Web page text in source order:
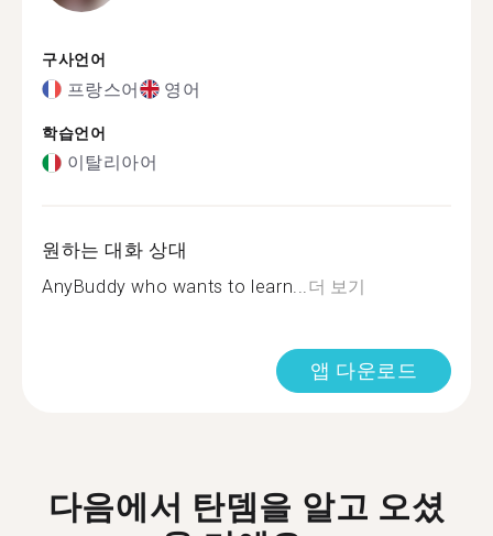
구사언어
프랑스어 영어
학습언어
이탈리아어
원하는 대화 상대
AnyBuddy who wants to learn...더 보기
앱 다운로드
다음에서 탄뎀을 알고 오셨